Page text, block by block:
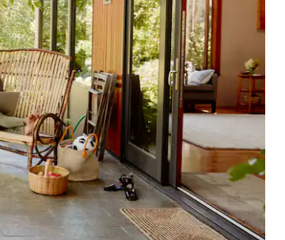
omhoog en omlaag, óf door te tikken of swipen.